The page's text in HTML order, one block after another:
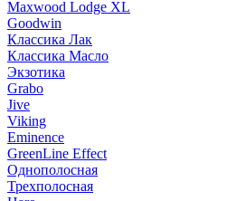
Maxwood Lodge XL
Goodwin
Классика Лак
Классика Масло
Экзотика
Grabo
Jive
Viking
Eminence
GreenLine Effect
Однополосная
Трехполосная